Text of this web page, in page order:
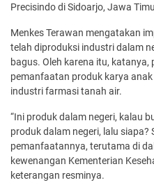
Precisindo di Sidoarjo, Jawa
Menkes Terawan mengatakan
telah diproduksi industri dalam
bagus. Oleh karena itu,
pemanfaatan produk karya
industri farmasi tanah air.
“Ini produk dalam negeri, kalau
produk dalam negeri, lalu siapa?
pemanfaatannya, terutama di
kewenangan Kementerian
keterangan resminya.